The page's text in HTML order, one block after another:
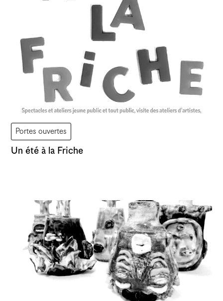
Portes ouvertes
Un été à la Friche